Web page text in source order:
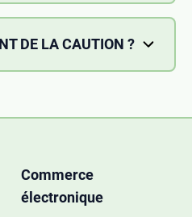
installée sur un
la voiture.
section Conditions
terms-and-conditions.
DE LA CAUTION ?
location, le montant de la
Commerce
électronique